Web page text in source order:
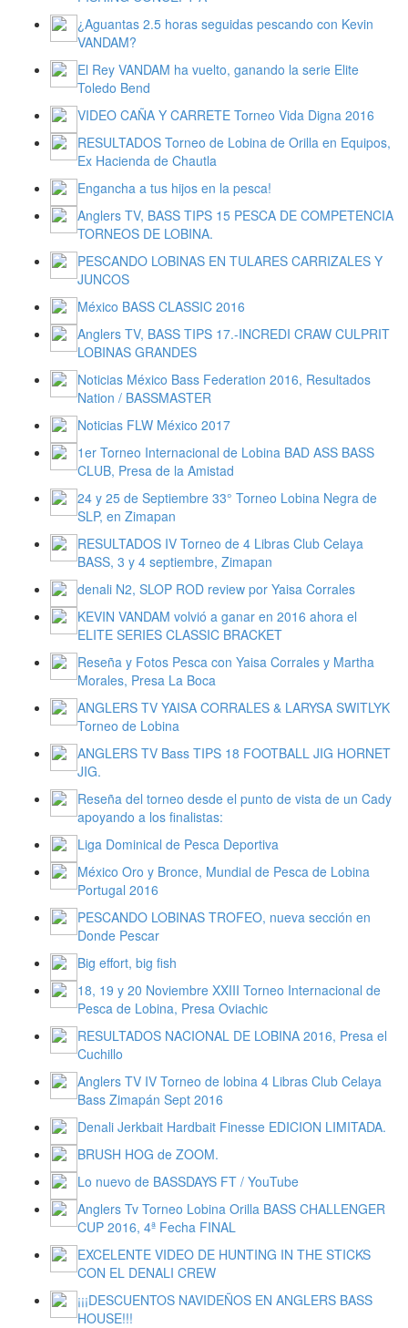
¿Aguantas 2.5 horas seguidas pescando con Kevin
VANDAM?
El Rey VANDAM ha vuelto, ganando la serie Elite
Toledo Bend
VIDEO CAÑA Y CARRETE Torneo Vida Digna 2016
RESULTADOS Torneo de Lobina de Orilla en Equipos,
Ex Hacienda de Chautla
Engancha a tus hijos en la pesca!
Anglers TV, BASS TIPS 15 PESCA DE COMPETENCIA
TORNEOS DE LOBINA.
PESCANDO LOBINAS EN TULARES CARRIZALES Y
JUNCOS
México BASS CLASSIC 2016
Anglers TV, BASS TIPS 17.-INCREDI CRAW CULPRIT
LOBINAS GRANDES
Noticias México Bass Federation 2016, Resultados
Nation / BASSMASTER
Noticias FLW México 2017
1er Torneo Internacional de Lobina BAD ASS BASS
CLUB, Presa de la Amistad
24 y 25 de Septiembre 33° Torneo Lobina Negra de
SLP, en Zimapan
RESULTADOS IV Torneo de 4 Libras Club Celaya
BASS, 3 y 4 septiembre, Zimapan
denali N2, SLOP ROD review por Yaisa Corrales
KEVIN VANDAM volvió a ganar en 2016 ahora el
ELITE SERIES CLASSIC BRACKET
Reseña y Fotos Pesca con Yaisa Corrales y Martha
Morales, Presa La Boca
ANGLERS TV YAISA CORRALES & LARYSA SWITLYK
Torneo de Lobina
ANGLERS TV Bass TIPS 18 FOOTBALL JIG HORNET
JIG.
Reseña del torneo desde el punto de vista de un Cady
apoyando a los finalistas:
Liga Dominical de Pesca Deportiva
México Oro y Bronce, Mundial de Pesca de Lobina
Portugal 2016
PESCANDO LOBINAS TROFEO, nueva sección en
Donde Pescar
Big effort, big fish
18, 19 y 20 Noviembre XXIII Torneo Internacional de
Pesca de Lobina, Presa Oviachic
RESULTADOS NACIONAL DE LOBINA 2016, Presa el
Cuchillo
Anglers TV IV Torneo de lobina 4 Libras Club Celaya
Bass Zimapán Sept 2016
Denali Jerkbait Hardbait Finesse EDICION LIMITADA.
BRUSH HOG de ZOOM.
Lo nuevo de BASSDAYS FT / YouTube
Anglers Tv Torneo Lobina Orilla BASS CHALLENGER
CUP 2016, 4ª Fecha FINAL
EXCELENTE VIDEO DE HUNTING IN THE STICKS
CON EL DENALI CREW
¡¡¡DESCUENTOS NAVIDEÑOS EN ANGLERS BASS
HOUSE!!!